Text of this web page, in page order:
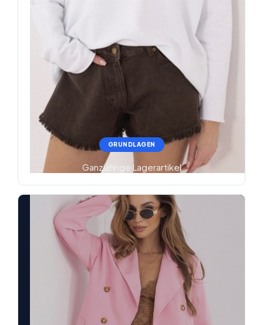
GRUNDLAGEN
Ganzjährige Lagerartikel